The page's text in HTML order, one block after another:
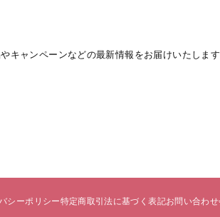
キャンペーンなどの最新情報をお届けいたします
シーポリシー特定商取引法に基づく表記お問い合わせ